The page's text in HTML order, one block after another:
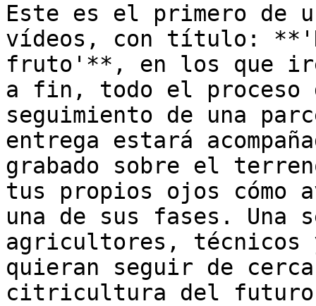
Este es el primero de
vídeos, con título:
fruto'**, en los que
a fin, todo el proceso
seguimiento de una
entrega estará
grabado sobre el
tus propios ojos cómo
una de sus fases. Una
agricultores, técnicos
quieran seguir de
citricultura del